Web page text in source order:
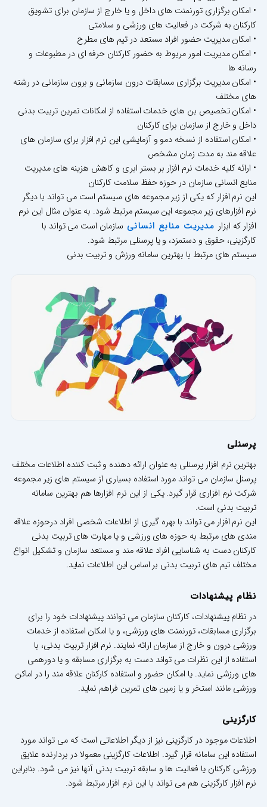
• امکان برگزاری تورنمنت های داخل و یا خارج از سازمان برای تشویق
کارکنان به شرکت در فعالیت های ورزشی و سلامتی
• امکان مدیریت حضور افراد مستعد در تیم های مطرح
• امکان مدیریت امور مربوط به حضور کارکنان حرفه ای در مطبوعات و
رسانه ها
• امکان مدیریت برگزاری مسابقات درون سازمانی و برون سازمانی در رشته
های مختلف
• امکان تخصیص بن های خدمات استفاده از امکانات تمرین تربیت بدنی
داخل و خارج از سازمان برای کارکنان
• امکان استفاده از نسخه دمو و آزمایشی این نرم افزار برای سازمان های
علاقه مند به مدت زمان مشخص
• ارائه کلیه خدمات نرم افزار بر بستر ابری و کاهش هزینه های مدیریت
منابع انسانی سازمان در حوزه حفظ سلامت کارکنان
این نرم افزار که یکی از زیر مجموعه های سیستم است می تواند با دیگر
نرم افزارهای زیر مجموعه این سیستم مرتبط شود. به عنوان مثال این نرم
افزار که ابزار مدیریت منابع انسانی سازمان است می تواند با
کارگزینی، حقوق و دستمزد، و یا پرسنلی مرتبط شود.
سیستم های مرتبط با بهترین سامانه ورزش و تربیت بدنی
پرسنلی
بهترین نرم افزار پرسنلی به عنوان ارائه دهنده و ثبت کننده اطلاعات مختلف
پرسنل سازمان می تواند مورد استفاده بسیاری از سیستم های زیر مجموعه
شرکت نرم افزاری قرار گیرد. یکی از این نرم افزارها هم بهترین سامانه
تربیت بدنی است.
این نرم افزار می تواند با بهره گیری از اطلاعات شخصی افراد درحوزه علاقه
مندی های مرتبط به حوزه های ورزشی و یا مهارت های تربیت بدنی
کارکنان دست به شناسایی افراد علاقه مند و مستعد سازمان و تشکیل انواع
مختلف تیم های تربیت بدنی بر اساس این اطلاعات نماید.
نظام پیشنهادات
در نظام پیشنهادات، کارکنان سازمان می توانند پیشنهادات خود را برای
برگزاری مسابقات، تورنمنت های ورزشی، و یا امکان استفاده از خدمات
ورزشی درون و خارج از سازمان ارائه نمایند. نرم افزار تربیت بدنی، با
استفاده از این نظرات می تواند دست به برگزاری مسابقه و یا دورهمی
های ورزشی نماید. یا امکان حضور و استفاده کارکنان علاقه مند را در اماکن
ورزشی مانند استخر و یا زمین های تمرین فراهم نماید.
کارگزینی
اطلاعات موجود در کارگزینی نیز از دیگر اطلاعاتی است که می تواند مورد
استفاده این سامانه قرار گیرد. اطلاعات کارگزینی معمولا در بردارنده علایق
ورزشی کارکنان یا فعالیت ها و سابقه تربیت بدنی آنها نیز می شود. بنابراین
نرم افزار کارگزینی هم می تواند با این نرم افزار مرتبط شود.